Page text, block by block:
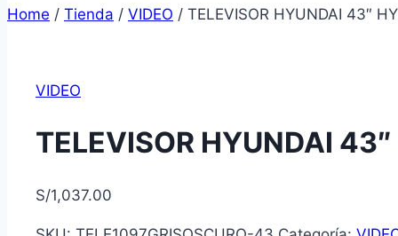
Home / Tienda / VIDEO / TELEVISOR HYUNDAI 43″
VIDEO
TELEVISOR HYUNDAI
S/1,037.00